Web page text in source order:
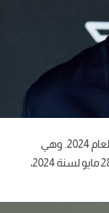
فازت رواية “كايروس” للكاتبة الألمانية جيني إربينبيك مايكل هوفمان، بجايزة البوكر العالمية لعام 2024. وهي
أعرق الجوائز الأدبية للأعمال المترجمة إلى اللغة الإنجليزية. أقيم الاحتفال يوم الثلاثاء الماضي 28 مايو لسنة 2024،